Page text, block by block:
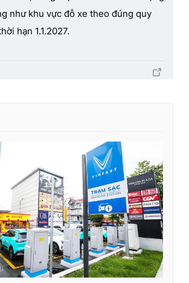
như khu vực đỗ xe theo đúng quy
hạn 1.1.2027.